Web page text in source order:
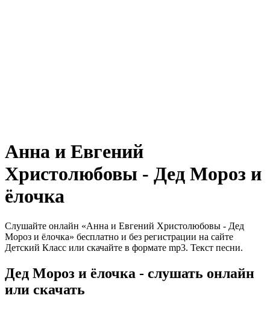
Анна и Евгений
Христолюбовы - Дед Мороз и
ёлочка
Слушайте онлайн «Анна и Евгений Христолюбовы - Дед
Мороз и ёлочка» бесплатно и без регистрации на сайте
Детский Класс или скачайте в формате mp3. Текст песни.
Дед Мороз и ёлочка - слушать онлайн
или скачать